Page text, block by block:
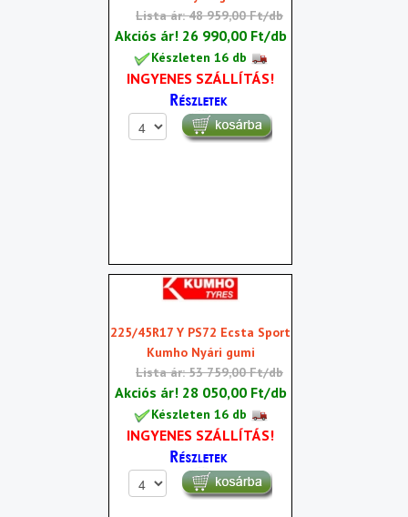
Lista ár: 48 959,00 Ft/db
Akciós ár! 26 990,00 Ft/db
Készleten 16 db
INGYENES SZÁLLÍTÁS!
225/45R17 Y PS72 Ecsta Sport
Kumho Nyári gumi
Lista ár: 53 759,00 Ft/db
Akciós ár! 28 050,00 Ft/db
Készleten 16 db
INGYENES SZÁLLÍTÁS!